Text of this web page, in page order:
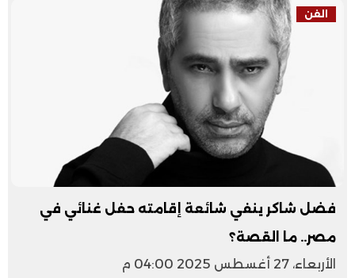
الفن
فضل شاكر ينفي شائعة إقامته حفل غنائي في
مصر.. ما القصة؟
الأربعاء، 27 أغسطس 2025 04:00 م